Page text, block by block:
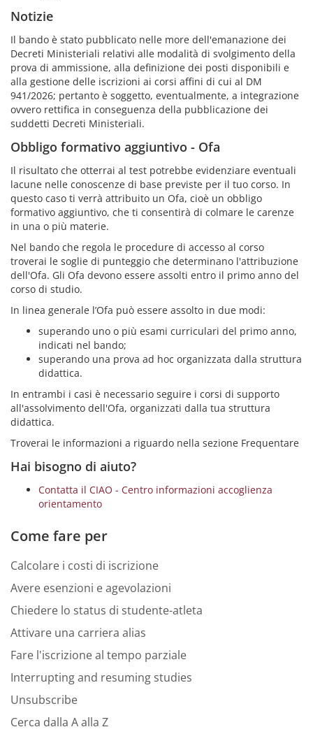
Notizie
Il bando è stato pubblicato nelle more dell'emanazione dei
Decreti Ministeriali relativi alle modalità di svolgimento della
prova di ammissione, alla definizione dei posti disponibili e
alla gestione delle iscrizioni ai corsi affini di cui al DM
941/2026; pertanto è soggetto, eventualmente, a integrazione
ovvero rettifica in conseguenza della pubblicazione dei
suddetti Decreti Ministeriali.
Obbligo formativo aggiuntivo - Ofa
Il risultato che otterrai al test potrebbe evidenziare eventuali
lacune nelle conoscenze di base previste per il tuo corso. In
questo caso ti verrà attribuito un Ofa, cioè un obbligo
formativo aggiuntivo, che ti consentirà di colmare le carenze
in una o più materie.
Nel bando che regola le procedure di accesso al corso
troverai le soglie di punteggio che determinano l'attribuzione
dell'Ofa. Gli Ofa devono essere assolti entro il primo anno del
corso di studio.
In linea generale l’Ofa può essere assolto in due modi:
superando uno o più esami curriculari del primo anno,
indicati nel bando;
superando una prova ad hoc organizzata dalla struttura
didattica.
In entrambi i casi è necessario seguire i corsi di supporto
all'assolvimento dell'Ofa, organizzati dalla tua struttura
didattica.
Troverai le informazioni a riguardo nella sezione Frequentare
Hai bisogno di aiuto?
Contatta il CIAO - Centro informazioni accoglienza
orientamento
Come fare per
Calcolare i costi di iscrizione
Avere esenzioni e agevolazioni
Chiedere lo status di studente-atleta
Attivare una carriera alias
Fare l'iscrizione al tempo parziale
Interrupting and resuming studies
Unsubscribe
Cerca dalla A alla Z